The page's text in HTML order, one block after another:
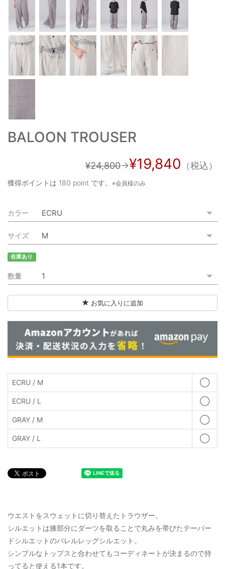
MENS : メンズ
LADIES : レディース
新規会員登録
お買い物カゴ
ご利用規約
BALOON TROUSER
¥24,800→¥19,840 （税込）
獲得ポイントは 180 point です。 ※会員様のみ
カラー
サイズ
在庫あり
数量
お気に入りに追加
ECRU / M ◯
ECRU / L ◯
GRAY / M ◯
GRAY / L ◯
ウエストをスウェットに切り替えたトラウザー。
シルエットは膝部分にダーツを取ることで丸みを帯びたテーパー
ドシルエットのバレルレッグシルエット。
シンプルなトップスと合わせてもコーディネートが決まるので持
ってると使える1本です。